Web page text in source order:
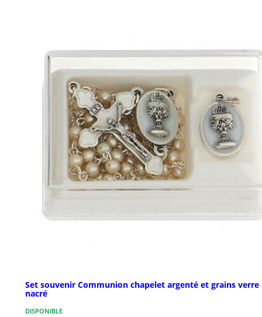
Set souvenir Communion chapelet argenté et grains verre
nacré
DISPONIBLE